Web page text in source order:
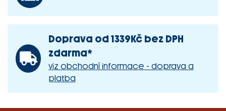
Doprava od 1339Kč bez DPH
zdarma*
viz obchodní informace - doprava a
platba